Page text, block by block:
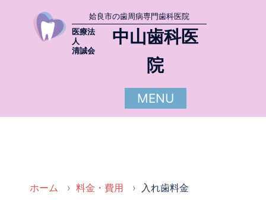
姶良市の歯周病専門歯科医院
医療法
人
清誠会
中山歯科医
院
MENU
ホーム 料金・費用 入れ歯料金